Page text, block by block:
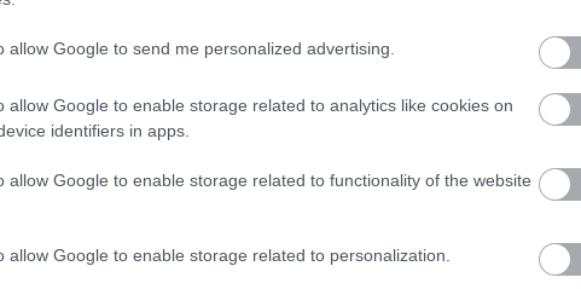
allow Google to send me personalized advertising.
allow Google to enable storage related to analytics like cookies on
identifiers in apps.
allow Google to enable storage related to functionality of the website
allow Google to enable storage related to personalization.
Az egy éve sztrókot kapott színművész szerepet kapott
Ujj Mészáros Károly legújabb filmjében. A forgatás még